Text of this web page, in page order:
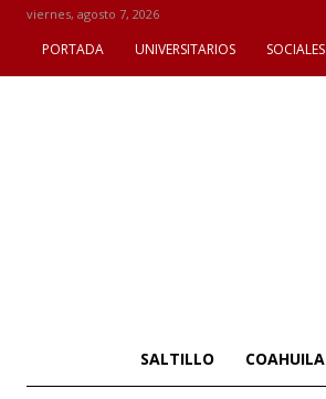
viernes, agosto 7, 2026
PORTADA UNIVERSITARIOS SOCIALES
SALTILLO COAHUILA